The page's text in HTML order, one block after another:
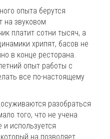
опыта берутся
на звуковом
платит сотни тысяч, а
хрипят, басов не
в конце ресторана.
опыт работы с
все по-настоящему
разобраться
того, что не учена
используется
на позволяет